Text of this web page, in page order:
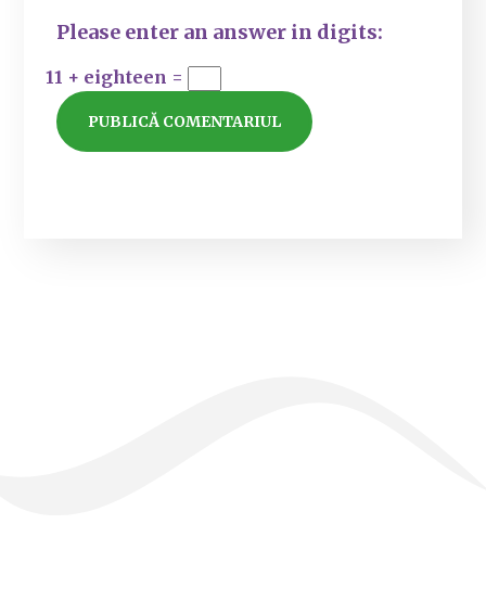
Please enter an answer in digits:
11 + eighteen =